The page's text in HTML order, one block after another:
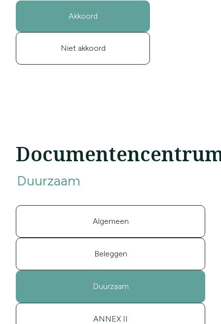
Akkoord
Niet akkoord
Duurzaam
Algemeen
Beleggen
Duurzaam
ANNEX II